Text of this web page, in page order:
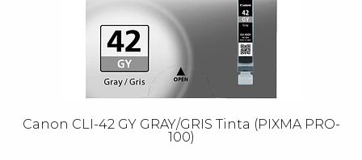
Canon CLI-42 GY GRAY/GRIS Tinta (PIXMA PRO-
100)